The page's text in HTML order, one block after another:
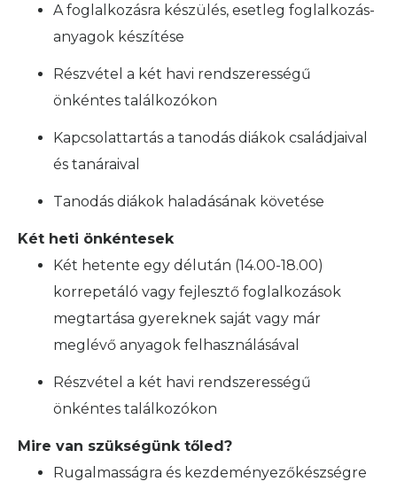
A foglalkozásra készülés, esetleg foglalkozás-
anyagok készítése
Részvétel a két havi rendszerességű
önkéntes találkozókon
Kapcsolattartás a tanodás diákok családjaival
és tanáraival
Tanodás diákok haladásának követése
Két heti önkéntesek
Két hetente egy délután (14.00-18.00)
korrepetáló vagy fejlesztő foglalkozások
megtartása gyereknek saját vagy már
meglévő anyagok felhasználásával
Részvétel a két havi rendszerességű
önkéntes találkozókon
Mire van szükségünk tőled?
Rugalmasságra és kezdeményezőkészségre